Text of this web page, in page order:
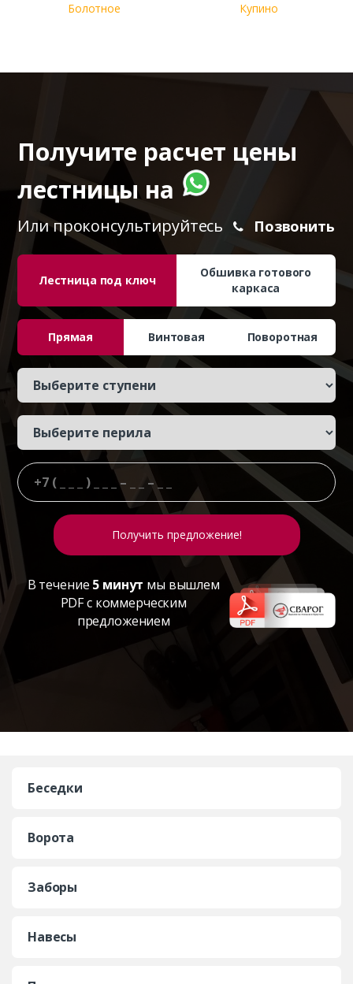
Болотное Купино
Получите расчет цены
лестницы на
Или проконсультируйтесь Позвонить
Лестница под ключ
Обшивка готового
каркаса
Прямая Винтовая Поворотная
В течение 5 минут мы вышлем
PDF с коммерческим
предложением
Беседки
Ворота
Заборы
Навесы